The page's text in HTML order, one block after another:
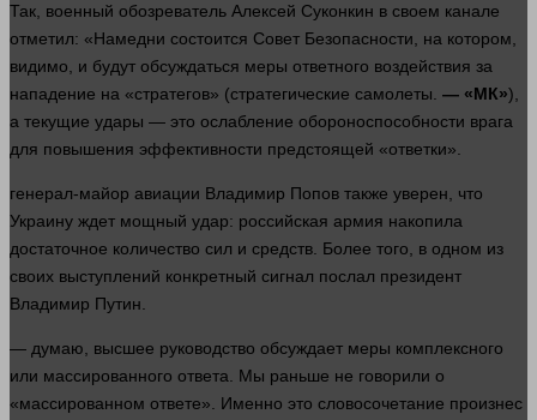
Так, военный обозреватель Алексей Суконкин в своем канале
отметил: «Намедни состоится Совет Безопасности, на котором,
видимо, и будут обсуждаться меры ответного воздействия за
нападение на «стратегов» (стратегические самолеты. — «МК»),
а текущие удары — это ослабление обороноспособности врага
для повышения эффективности предстоящей «ответки».
генерал-майор авиации Владимир Попов также уверен, что
Украину ждет мощный удар: российская армия накопила
достаточное количество сил и средств. Более того, в одном из
своих выступлений конкретный сигнал послал президент
Владимир Путин.
— думаю , высшее руководство обсуждает меры комплексного
или массированного ответа. Мы раньше не говорили о
«массированном ответе». Именно это словосочетание произнес